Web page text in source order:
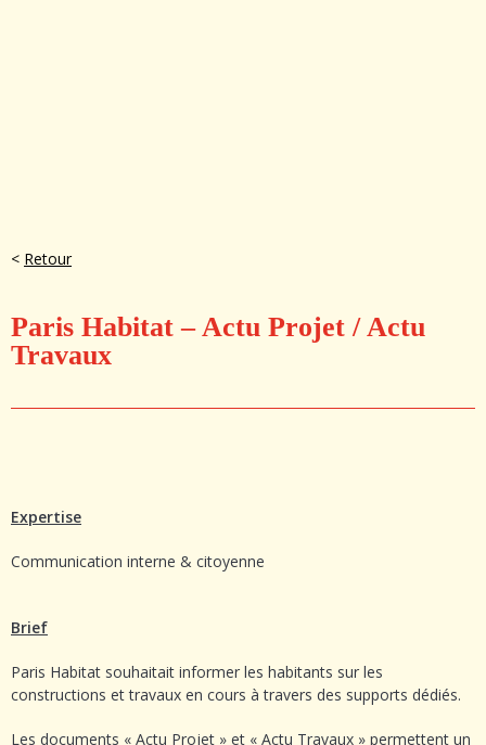
< Retour
Paris Habitat – Actu Projet / Actu
Travaux
Expertise
Communication interne & citoyenne
Brief
Paris Habitat souhaitait informer les habitants sur les
constructions et travaux en cours à travers des supports dédiés.
Les documents « Actu Projet » et « Actu Travaux » permettent un